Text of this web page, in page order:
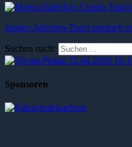
Junges Junioren-Team sammelt
Suchen nach:
Sponsoren